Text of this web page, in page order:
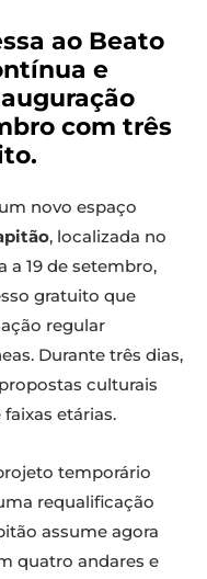
ao Beato
e
com três
novo espaço
, localizada no
a 19 de setembro,
gratuito que
regular
Durante três dias,
culturais
etárias.
temporário
requalificação
assume agora
quatro andares e